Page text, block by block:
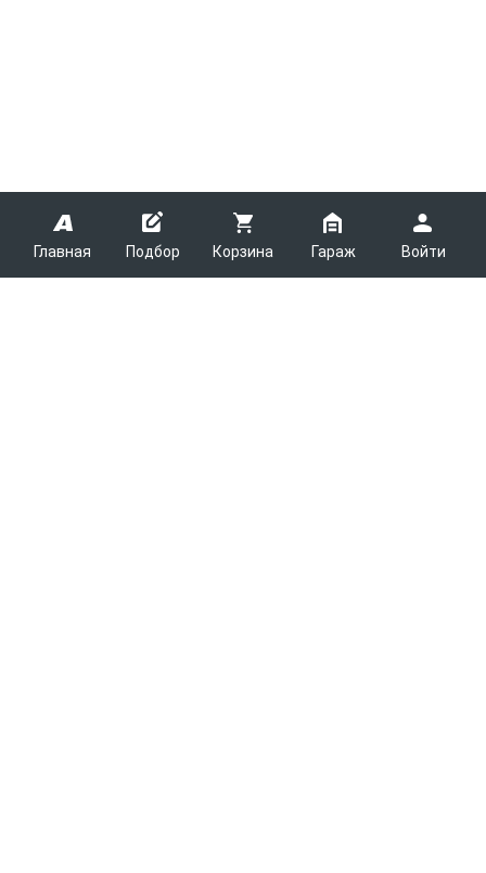
Главная Подбор Корзина Гараж Войти